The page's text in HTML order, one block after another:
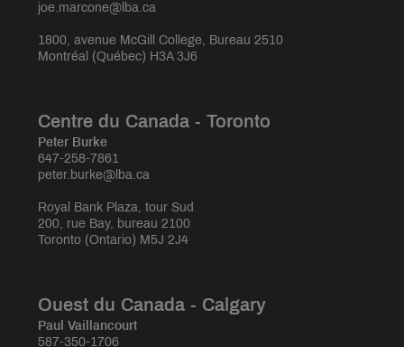
joe.marcone@lba.ca
1800, avenue McGill College, Bureau 2510
Montréal (Québec) H3A 3J6
Centre du Canada - Toronto
Peter Burke
647-258-7861
peter.burke@lba.ca
Royal Bank Plaza, tour Sud
200, rue Bay, bureau 2100
Toronto (Ontario) M5J 2J4
Ouest du Canada - Calgary
Paul Vaillancourt
587-350-1706